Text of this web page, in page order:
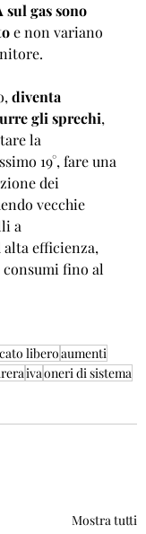
sul gas sono
e non variano
diventa
gli sprechi,
la
19°, fare una
dei
vecchie
a
alta efficienza,
fino al
liberoaumenti
ivaoneri di sistema
Mostra tutti